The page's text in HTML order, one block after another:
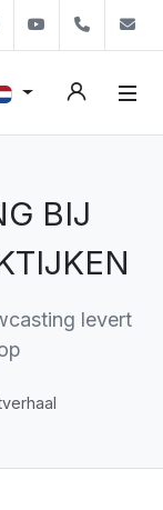
LinkedinYoutube+31
BIJ
levert